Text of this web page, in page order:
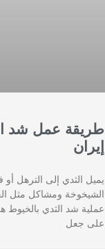
طريقة عمل شد
إيران
يميل الثدي إلى الترهل
الشيخوخة ومشاكل مثل
عملية شد الثدي بالخيوط
على جعل